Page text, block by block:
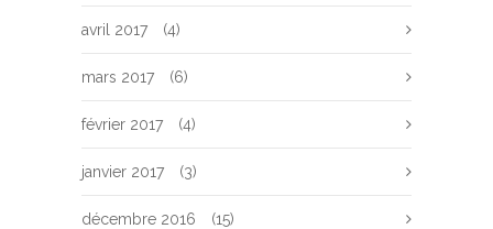
avril 2017 (4)
mars 2017 (6)
février 2017 (4)
janvier 2017 (3)
décembre 2016 (15)